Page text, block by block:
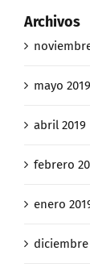
Archivos
mayo 2019
abril 2019
febrero
enero
diciembre